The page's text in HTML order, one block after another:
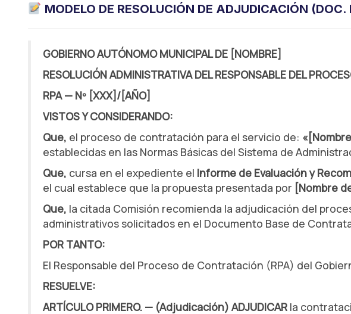
MODELO DE RESOLUCIÓN DE ADJUDICACIÓN (DOC.
GOBIERNO AUTÓNOMO MUNICIPAL DE [NOMBRE]
RESOLUCIÓN ADMINISTRATIVA DEL RESPONSABLE DEL
RPA — Nº [XXX]/[AÑO]
VISTOS Y CONSIDERANDO:
Que, el proceso de contratación para el servicio de:
establecidas en las Normas Básicas del Sistema de
Que, cursa en el expediente el Informe de Evaluación y
el cual establece que la propuesta presentada por [Nombre
Que, la citada Comisión recomienda la adjudicación del
administrativos solicitados en el Documento Base de
POR TANTO:
El Responsable del Proceso de Contratación (RPA) del
RESUELVE:
ARTÍCULO PRIMERO. — (Adjudicación) ADJUDICAR la